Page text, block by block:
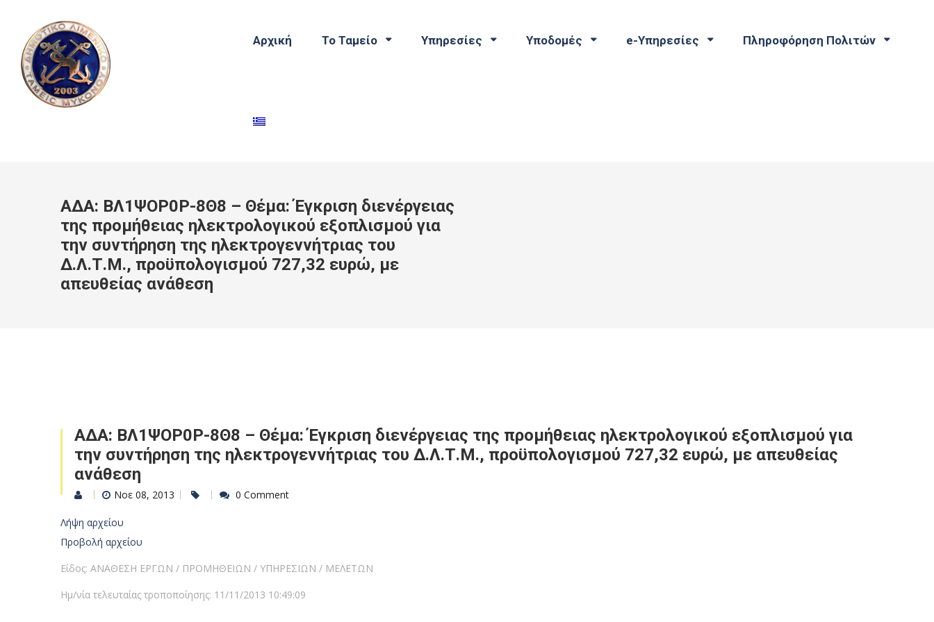
Αρχική Το Ταμείο Υπηρεσίες Υποδομές e-Υπηρεσίες Πληροφόρηση Πολιτών
ΑΔΑ: ΒΛ1ΨΟΡ0Ρ-8Θ8 – Θέμα: Έγκριση διενέργειας
της προμήθειας ηλεκτρολογικού εξοπλισμού για
την συντήρηση της ηλεκτρογεννήτριας του
Δ.Λ.Τ.Μ., προϋπολογισμού 727,32 ευρώ, με
απευθείας ανάθεση
ΑΔΑ: ΒΛ1ΨΟΡ0Ρ-8Θ8 – Θέμα: Έγκριση διενέργειας της προμήθειας ηλεκτρολογικού εξοπλισμού για
την συντήρηση της ηλεκτρογεννήτριας του Δ.Λ.Τ.Μ., προϋπολογισμού 727,32 ευρώ, με απευθείας
ανάθεση
Νοε 08, 2013 0 Comment
Λήψη αρχείου
Προβολή αρχείου
Είδος: ΑΝΑΘΕΣΗ ΕΡΓΩΝ / ΠΡΟΜΗΘΕΙΩΝ / ΥΠΗΡΕΣΙΩΝ / ΜΕΛΕΤΩΝ
Ημ/νία τελευταίας τροποποίησης: 11/11/2013 10:49:09